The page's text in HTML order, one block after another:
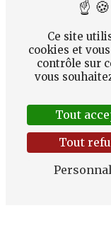
PRÈS
Fleurs
Saint-
Ce site
cookies et
contrôle sur
vous
Tout
Tout